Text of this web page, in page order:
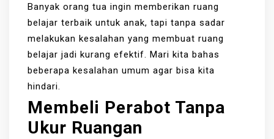
Banyak orang tua ingin memberikan ruang
belajar terbaik untuk anak, tapi tanpa sadar
melakukan kesalahan yang membuat ruang
belajar jadi kurang efektif. Mari kita bahas
beberapa kesalahan umum agar bisa kita
hindari.
Membeli Perabot Tanpa
Ukur Ruangan